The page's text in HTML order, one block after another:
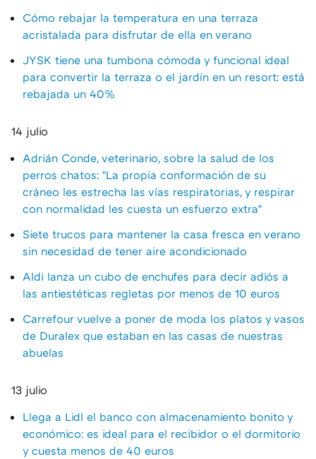
Cómo rebajar la temperatura en una terraza
acristalada para disfrutar de ella en verano
JYSK tiene una tumbona cómoda y funcional ideal
para convertir la terraza o el jardín en un resort: está
rebajada un 40%
14 julio
Adrián Conde, veterinario, sobre la salud de los
perros chatos: "La propia conformación de su
cráneo les estrecha las vías respiratorias, y respirar
con normalidad les cuesta un esfuerzo extra"
Siete trucos para mantener la casa fresca en verano
sin necesidad de tener aire acondicionado
Aldi lanza un cubo de enchufes para decir adiós a
las antiestéticas regletas por menos de 10 euros
Carrefour vuelve a poner de moda los platos y vasos
de Duralex que estaban en las casas de nuestras
abuelas
13 julio
Llega a Lidl el banco con almacenamiento bonito y
económico: es ideal para el recibidor o el dormitorio
y cuesta menos de 40 euros